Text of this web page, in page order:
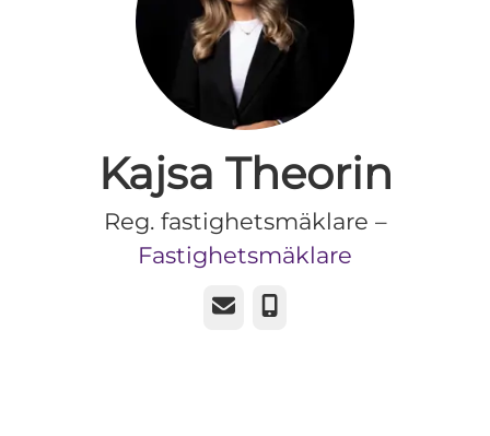
Kajsa Theorin
Reg. fastighetsmäklare –
Fastighetsmäklare
E-postTelefon